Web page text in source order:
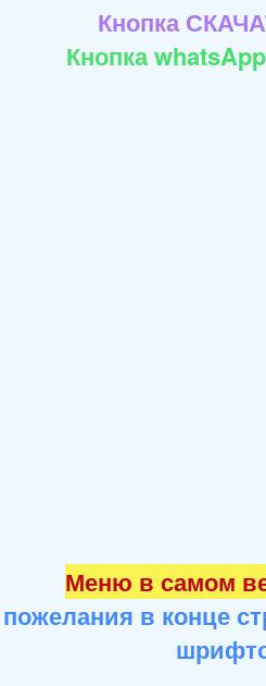
Кнопка
Кнопка
Меню в самом
пожелания в конце